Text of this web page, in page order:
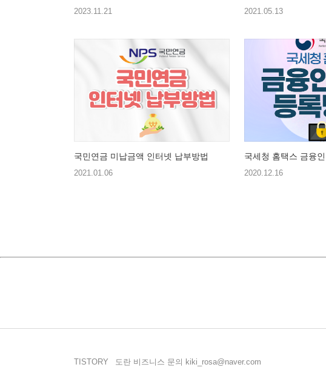
2023.11.21 2021.05.13
국민연금 미납금액 인터넷 납부방법
2021.01.06
국세청 홈택스 금융
2020.12.16
TISTORY 도란 비즈니스 문의 kiki_rosa@naver.com